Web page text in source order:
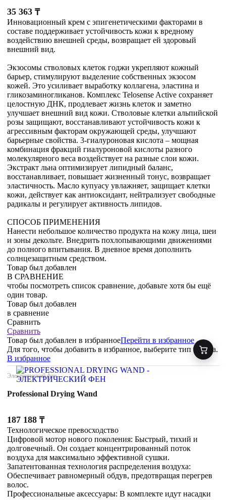
35 363 ₸
Инновационный крем с эпигенетическими факторами в
составе поддерживает устойчивость кожи к вредному
воздействию внешней среды, возвращает ей здоровый
внешний вид.
Экзосомы стволовых клеток годжи укрепляют кожный
барьер, стимулируют выделение собственных экзосом
кожей. Это усиливает выработку коллагена, эластина и
гликозаминогликанов. Комплекс Telosense Active сохраняет
целостную ДНК, продлевает жизнь клеток и заметно
улучшает внешний вид кожи. Стволовые клетки альпийской
розы защищают, восстанавливают устойчивость кожи к
агрессивным факторам окружающей среды, улучшают
барьерные свойства. 3-гиалуроновая кислота – мощная
комбинация фракций гиалуроновой кислоты разного
молекулярного веса воздействует на разные слои кожи.
Экстракт льна оптимизирует липидный баланс,
восстанавливает, повышает жизненный тонус, возвращает
эластичность. Масло купуасу увлажняет, защищает клетки
кожи, действует как антиоксидант, нейтрализует свободные
радикалы и регулирует активность липидов.
СПОСОБ ПРИМЕНЕНИЯ
Нанести небольшое количество продукта на кожу лица, шеи
и зоны декольте. Внедрить похлопывающими движениями
до полного впитывания. В дневное время дополнить
солнцезащитным средством.
Товар был добавлен
В СРАВНЕНИЕ
чтобы посмотреть список сравнение, добавьте хотя бы ещё
один товар.
Товар был добавлен
в сравнение
Сравнить
Сравнить
Товар был добавлен в избранноеПерейти в избранное
Для того, чтобы добавить в избранное, выберите тип товара.
В избранное
Электрический фен
Professional Drying Wand
187 188 ₸
Технологическое превосходство
Цифровой мотор нового поколения: Быстрый, тихий и
долговечный. Он создает концентрированный поток
воздуха для максимально эффективной сушки.
Запатентованная технология распределения воздуха:
Обеспечивает равномерный обдув, предотвращая перегрев
волос.
Профессиональные аксессуары: В комплекте идут насадки